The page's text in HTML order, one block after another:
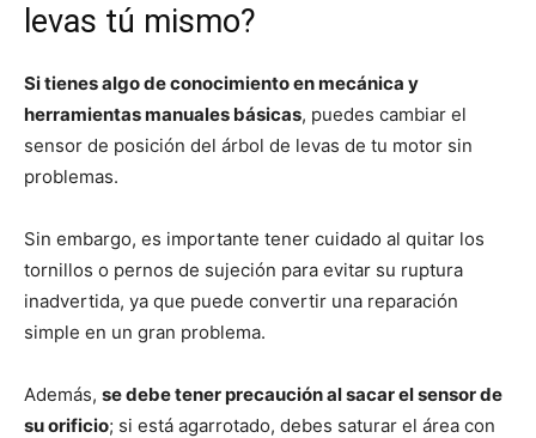
levas tú mismo?
Si tienes algo de conocimiento en mecánica y
herramientas manuales básicas, puedes cambiar el
sensor de posición del árbol de levas de tu motor sin
problemas.
Sin embargo, es importante tener cuidado al quitar los
tornillos o pernos de sujeción para evitar su ruptura
inadvertida, ya que puede convertir una reparación
simple en un gran problema.
Además, se debe tener precaución al sacar el sensor de
su orificio; si está agarrotado, debes saturar el área con